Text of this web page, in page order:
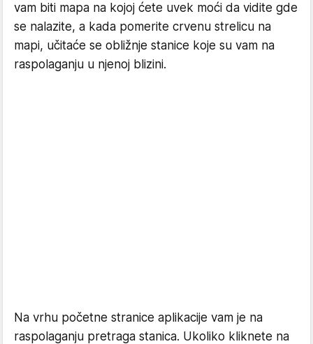
vam biti mapa na kojoj ćete uvek moći da vidite gde
se nalazite, a kada pomerite crvenu strelicu na
mapi, učitaće se obližnje stanice koje su vam na
raspolaganju u njenoj blizini.
Na vrhu početne stranice aplikacije vam je na
raspolaganju pretraga stanica. Ukoliko kliknete na